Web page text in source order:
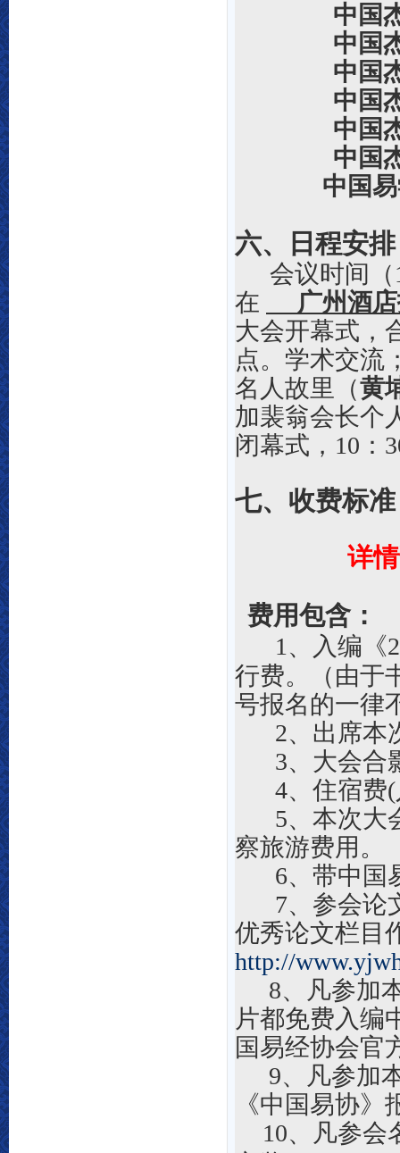
中国
中国
中国
中国
中国
中国
中国
六、日程安
会议时间（
在
广州酒
大会开幕式 ，
点。 学术交流
名人故里（黄
加裴翁会长个
闭幕式，10：
七、收费标
详
费用包含：
1、入编
行费。
（由
号报名的一律
2、出席本
3、大会合
4、住宿费
5、本次大
察旅游费用 。
6、带中国
7、参会论
优秀论文栏目
http://
8、凡参加
片都免费入编
国易经协会官
9、凡参加
《中国易协》
10、
凡参会